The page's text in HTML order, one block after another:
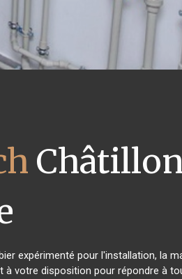
expérimenté pour l'installation, la
à votre disposition pour répondre à